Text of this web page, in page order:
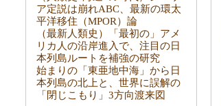
ア定説は崩れABC、最新の環太
平洋移住（MPOR）論
（最新人類史）「最初の」アメ
リカ人の沿岸進入で、注目の日
本列島ルートを補強の研究
始まりの「東亜地中海」から日
本列島の北上と、世界に誤解の
「閉じこもり」3方向渡来図